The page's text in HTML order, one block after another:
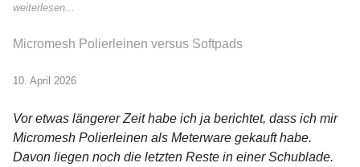
weiterlesen...
Micromesh Polierleinen versus Softpads
10. April 2026
Vor etwas längerer Zeit habe ich ja berichtet, dass ich mir
Micromesh Polierleinen als Meterware gekauft habe.
Davon liegen noch die letzten Reste in einer Schublade.